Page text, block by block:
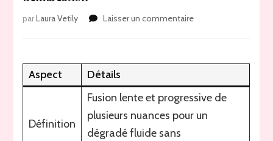
parLaura Vetily Laisser un commentairesur
technique
fusion
Aspect Détails
Définition
Fusion lente et progressive de
plusieurs nuances pour un
dégradé fluide sans